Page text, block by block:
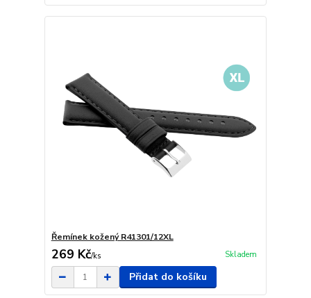
Řemínek kožený R41301/12XL
269 Kč/ks Skladem
Přidat do košíku